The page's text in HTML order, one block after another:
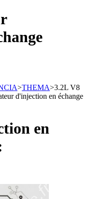
>THEMA>3.2L V8
d'injection en échange
en